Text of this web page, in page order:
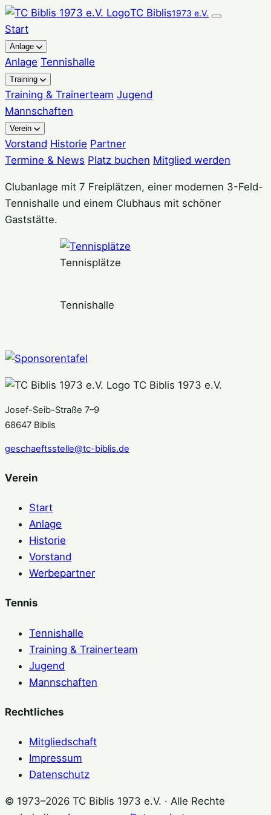
Zum
Inhalt
springen
TC Biblis1973 e.V.
Start
Anlage
Anlage Tennishalle
Training
Training & Trainerteam Jugend
Mannschaften
Verein
Vorstand Historie Partner
Termine & News Platz buchen Mitglied werden
Clubanlage mit 7 Freiplätzen, einer modernen 3-Feld-
Tennishalle und einem Clubhaus mit schöner
Gaststätte.
Tennisplätze
Tennishalle
TC Biblis 1973 e.V.
Josef-Seib-Straße 7–9
68647 Biblis
geschaeftsstelle@tc-biblis.de
Verein
Start
Anlage
Historie
Vorstand
Werbepartner
Tennis
Tennishalle
Training & Trainerteam
Jugend
Mannschaften
Rechtliches
Mitgliedschaft
Impressum
Datenschutz
© 1973–2026 TC Biblis 1973 e.V. · Alle Rechte